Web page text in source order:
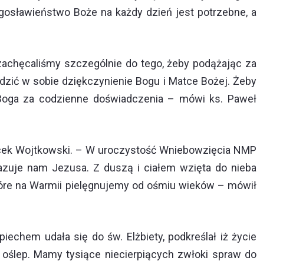
Boże na każdy dzień jest potrzebne, a
szczególnie do tego, żeby podążając za
w sobie dziękczynienie Bogu i Matce Bożej. Żeby
za codzienne doświadczenia – mówi ks. Paweł
Wojtkowski. – W uroczystość Wniebowzięcia NMP
nam Jezusa. Z duszą i ciałem wzięta do nieba
na Warmii pielęgnujemy od ośmiu wieków – mówił
udała się do św. Elżbiety, podkreślał iż życie
Mamy tysiące niecierpiących zwłoki spraw do